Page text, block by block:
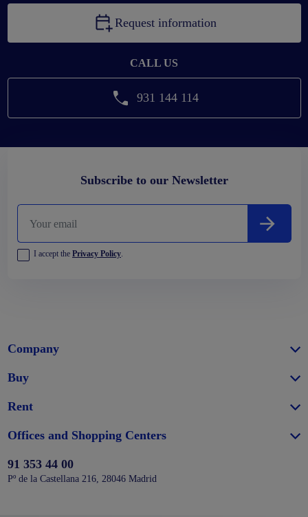
Request information
CALL US
931 144 114
Subscribe to our Newsletter
I accept the Privacy Policy.
Company
Buy
Rent
Offices and Shopping Centers
91 353 44 00
Pº de la Castellana 216, 28046 Madrid